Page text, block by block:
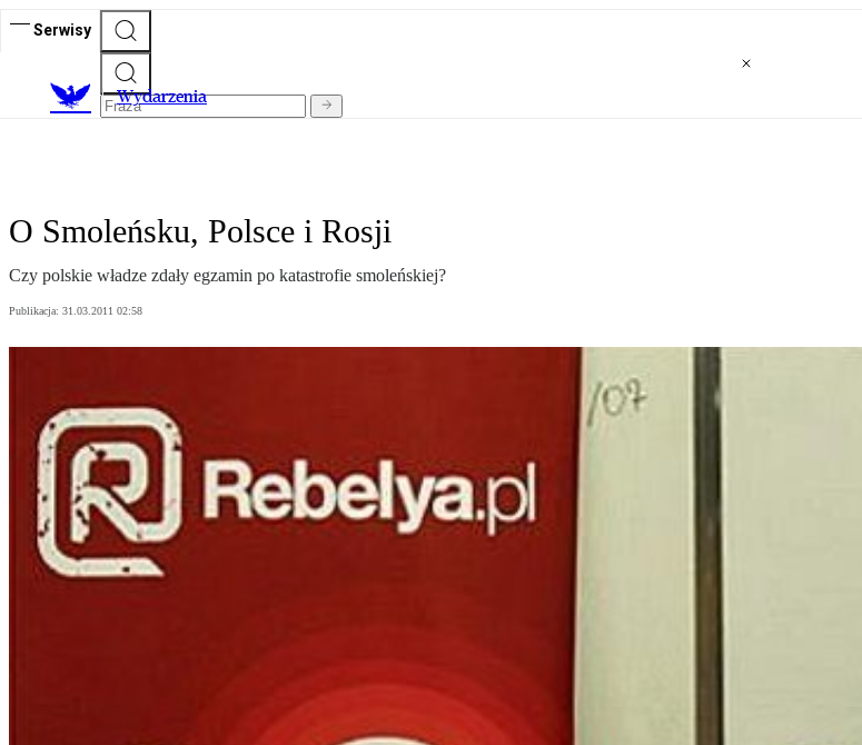
Serwisy
Wydarzenia
O Smoleńsku, Polsce i Rosji
Czy polskie władze zdały egzamin po katastrofie smoleńskiej?
Publikacja: 31.03.2011 02:58